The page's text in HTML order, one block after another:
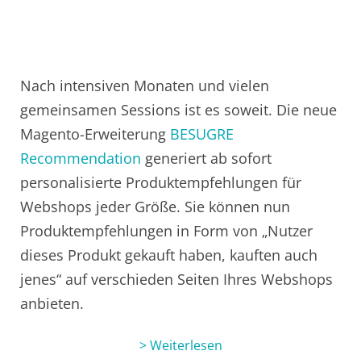
Nach intensiven Monaten und vielen
gemeinsamen Sessions ist es soweit. Die neue
Magento-Erweiterung BESUGRE
Recommendation generiert ab sofort
personalisierte Produktempfehlungen für
Webshops jeder Größe. Sie können nun
Produktempfehlungen in Form von „Nutzer
dieses Produkt gekauft haben, kauften auch
jenes“ auf verschieden Seiten Ihres Webshops
anbieten.
> Weiterlesen